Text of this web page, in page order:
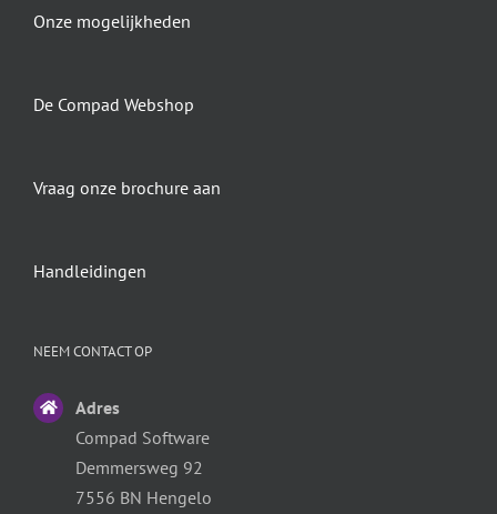
Onze mogelijkheden
De Compad Webshop
Vraag onze brochure aan
Handleidingen
NEEM CONTACT OP
Adres
Compad Software
Demmersweg 92
7556 BN Hengelo